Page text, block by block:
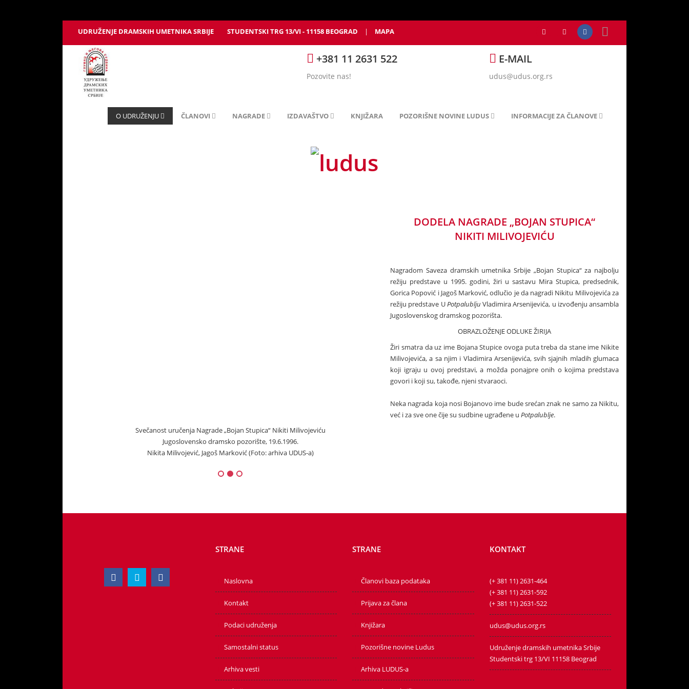
UDRUŽENJE DRAMSKIH UMETNIKA SRBIJE STUDENTSKI TRG 13/VI - 11158 BEOGRAD | MAPA
+381 11 2631 522
Pozovite nas!
E-MAIL
udus@udus.org.rs
O UDRUŽENJU ČLANOVI NAGRADE IZDAVAŠTVO KNJIŽARA POZORIŠNE NOVINE LUDUS INFORMACIJE ZA ČLANOVE
Svečanost uručenja Nagrade „Bojan Stupica“ Nikiti Milivojeviću
Jugoslovensko dramsko pozorište, 19.6.1996.
Nikita Milivojević, Jagoš Marković (Foto: arhiva UDUS-a)
DODELA NAGRADE „BOJAN STUPICA“
NIKITI MILIVOJEVIĆU
Nagradom Saveza dramskih umetnika Srbije „Bojan Stupica“ za najbolju
režiju predstave u 1995. godini, žiri u sastavu Mira Stupica, predsednik,
Gorica Popović i Jagoš Marković, odlučio je da nagradi Nikitu Milivojevića za
režiju predstave UPotpalubljuVladimira Arsenijevića, u izvođenju ansambla
Jugoslovenskog dramskog pozorišta.
OBRAZLOŽENJE ODLUKE ŽIRIJA
Žiri smatra da uz ime Bojana Stupice ovoga puta treba da stane ime Nikite
Milivojevića, a sa njim i Vladimira Arsenijevića, svih sjajnih mladih glumaca
koji igraju u ovoj predstavi, a možda ponajpre onih o kojima predstava
govori i koji su, takođe, njeni stvaraoci.
Neka nagrada koja nosi Bojanovo ime bude srećan znak ne samo za Nikitu,
već i za sve one čije su sudbine ugrađene uPotpalublje.
STRANE
Naslovna
Kontakt
Podaci udruženja
Samostalni status
Arhiva vesti
STRANE
Članovi baza podataka
Prijava za člana
Knjižara
Pozorišne novine Ludus
Arhiva LUDUS-a
KONTAKT
(+ 381 11) 2631-464
(+ 381 11) 2631-592
(+ 381 11) 2631-522
udus@udus.org.rs
Udruženje dramskih umetnika Srbije
Studentski trg 13/VI 11158 Beograd